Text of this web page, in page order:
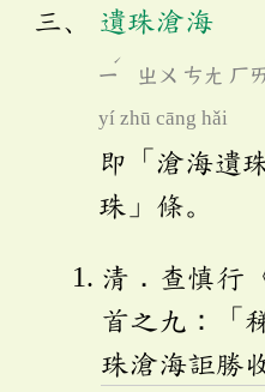
遺珠滄海
ㄧ
ˊ
ㄓㄨ ㄘㄤ ㄏ
yí zhū cāng hǎi
即「滄海遺
珠」條。
清．查慎行
首之九：「
珠滄海詎勝